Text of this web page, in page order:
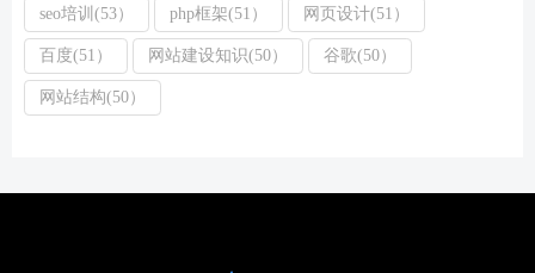
seo培训(53） php框架(51） 网页设计(51）
百度(51） 网站建设知识(50） 谷歌(50）
网站结构(50）